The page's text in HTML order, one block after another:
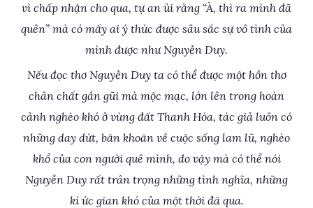
vì chấp nhận cho qua, tự an ủi rằng “À, thì ra mình đã
quên” mà có mấy ai ý thức được sâu sắc sự vô tình của
mình được như Nguyễn Duy.
Nếu đọc thơ Nguyễn Duy ta có thể được một hồn thơ
chân chất gần gũi mà mộc mạc, lớn lên trong hoàn
cảnh nghèo khó ở vùng đất Thanh Hóa, tác giả luôn có
những day dứt, băn khoăn về cuộc sống lam lũ, nghèo
khổ của con người quê mình, do vậy mà có thể nói
Nguyễn Duy rất trân trọng những tình nghĩa, những
kí ức gian khó của một thời đã qua.